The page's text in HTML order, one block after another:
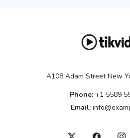
A108 Adam Street New
Phone: +1 5589
Email: